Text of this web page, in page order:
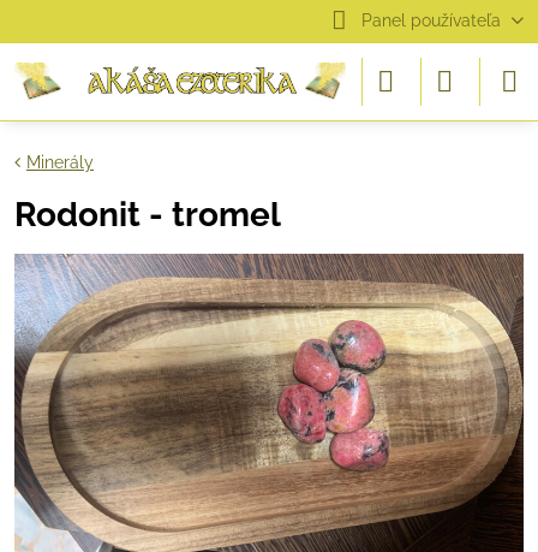
Panel používateľa
Minerály
Rodonit - tromel